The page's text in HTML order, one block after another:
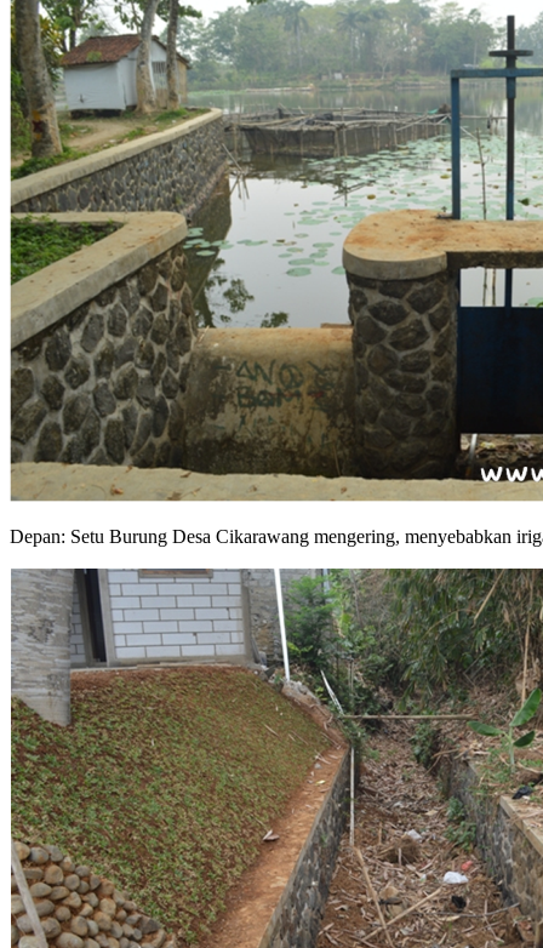
Depan: Setu Burung Desa Cikarawang mengering, menyebabkan